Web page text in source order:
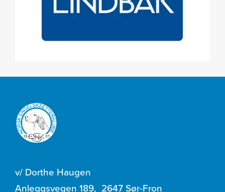
v/ Dorthe Haugen
Anleggsvegen 189, 2647 Sør-Fron